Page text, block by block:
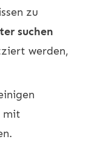
zu
suchen
werden,
mit